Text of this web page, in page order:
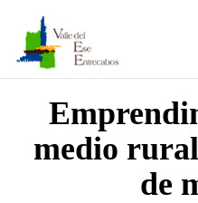
contenido
principal
medio
de